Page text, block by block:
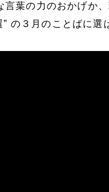
葉の力のおかげか、
の３月のことばに選